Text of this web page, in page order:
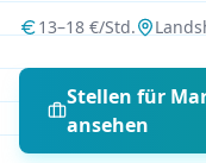
13–18 €/Std.
Stellen für
ansehen